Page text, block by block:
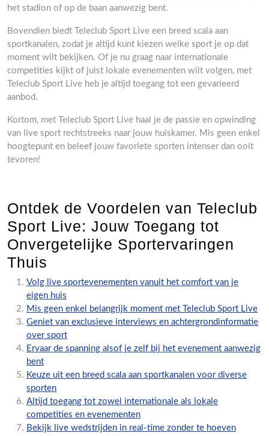
het stadion of op de baan aanwezig bent.
Bovendien biedt Teleclub Sport Live een breed scala aan
sportkanalen, zodat je altijd kunt kiezen welke sport je op dat
moment wilt bekijken. Of je nu graag naar internationale
competities kijkt of juist lokale evenementen wilt volgen, met
Teleclub Sport Live heb je altijd toegang tot een gevarieerd
aanbod.
Kortom, met Teleclub Sport Live haal je de passie en opwinding
van live sport rechtstreeks naar jouw huiskamer. Mis geen enkel
hoogtepunt en beleef jouw favoriete sporten intenser dan ooit
tevoren!
Ontdek de Voordelen van Teleclub
Sport Live: Jouw Toegang tot
Onvergetelijke Sportervaringen
Thuis
Volg live sportevenementen vanuit het comfort van je
eigen huis
Mis geen enkel belangrijk moment met Teleclub Sport Live
Geniet van exclusieve interviews en achtergrondinformatie
over sport
Ervaar de spanning alsof je zelf bij het evenement aanwezig
bent
Keuze uit een breed scala aan sportkanalen voor diverse
sporten
Altijd toegang tot zowel internationale als lokale
competities en evenementen
Bekijk live wedstrijden in real-time zonder te hoeven